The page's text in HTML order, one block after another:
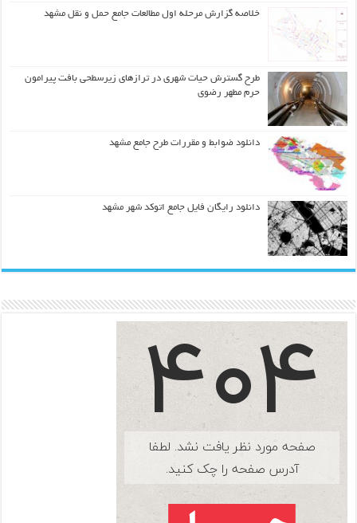
خلاصه گزارش مرحله اول مطالعات جامع حمل و نقل مشهد
طرح گسترش حیات شهري در ترازهاي زیرسطحی بافت پیرامون
حرم مطهر رضوي
دانلود ضوابط و مقررات طرح جامع مشهد
دانلود رایگان فایل جامع اتوکد شهر مشهد